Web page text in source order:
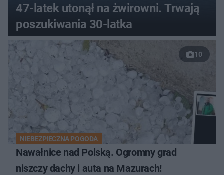
47-latek utonął na żwirowni. Trwają
poszukiwania 30-latka
10
NIEBEZPIECZNA POGODA
Nawałnice nad Polską. Ogromny grad
niszczy dachy i auta na Mazurach!